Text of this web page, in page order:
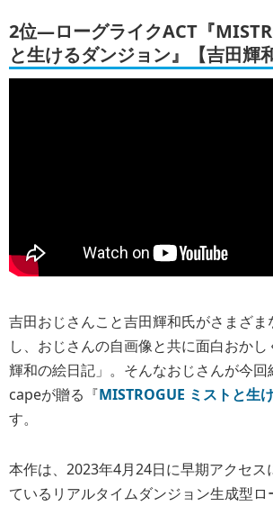
2位―ローグライクACT『
と生けるダンジョン』【吉田輝
吉田おじさんこと吉田輝和氏がさまざま
し、おじさんの自画像と共に面白おか
輝和の絵日記」。そんなおじさんが今
capeが贈る『MISTROGUE ミストと生
す。
本作は、2023年4月24日に早期アクセス
ているリアルタイムダンジョン生成型